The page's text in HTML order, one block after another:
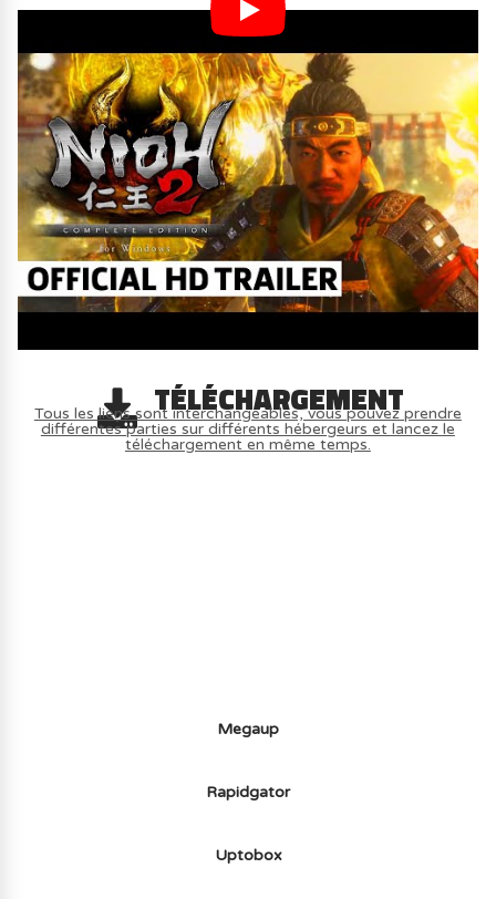
TÉLÉCHARGEMENT
Tous les liens sont interchangeables, vous pouvez prendre
différentes parties sur différents hébergeurs et lancez le
téléchargement en même temps.
Megaup
Rapidgator
Uptobox